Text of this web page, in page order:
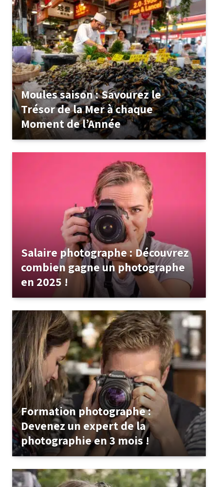
Moules saison : Savourez le
Trésor de la Mer à chaque
Moment de l’Année
Salaire photographe : Découvrez
combien gagne un photographe
en 2025 !
Formation photographe :
Devenez un expert de la
photographie en 3 mois !